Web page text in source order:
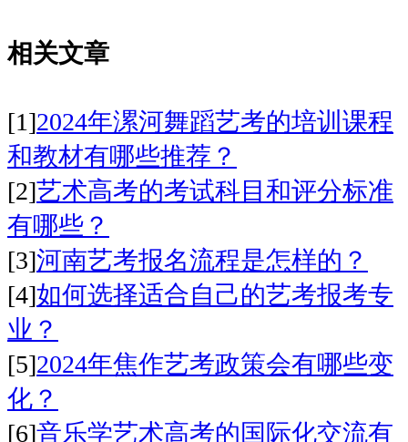
相关文章
[1]2024年漯河舞蹈艺考的培训课程
和教材有哪些推荐？
[2]艺术高考的考试科目和评分标准
有哪些？
[3]河南艺考报名流程是怎样的？
[4]如何选择适合自己的艺考报考专
业？
[5]2024年焦作艺考政策会有哪些变
化？
[6]音乐学艺术高考的国际化交流有